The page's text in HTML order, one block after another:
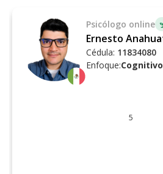
Psicólogo online
Cédula: 11834080
Enfoque:
5